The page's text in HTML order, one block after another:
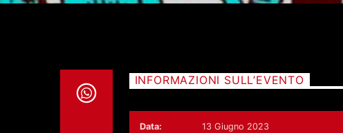
INFORMAZIONI SULL’EVENTO
Data: 13 Giugno 2023